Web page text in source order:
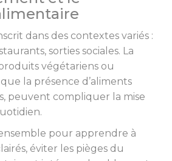
dans des contextes variés :
sorties sociales. La
végétariens ou
la présence d’aliments
peuvent compliquer la mise
pour apprendre à
éviter les pièges du